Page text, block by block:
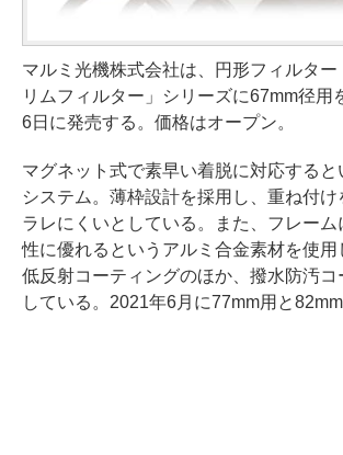
マルミ光機株式会社は、円形フィルター
リムフィルター」シリーズに67mm径用
6日に発売する。価格はオープン。
マグネット式で素早い着脱に対応すると
システム。薄枠設計を採用し、重ね付
ラレにくいとしている。また、フレーム
性に優れるというアルミ合金素材を使用
低反射コーティングのほか、撥水防汚コ
している。2021年6月に77mm用と82mm